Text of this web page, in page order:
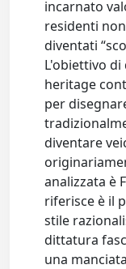
incarnato
residenti
diventati
L'obiettivo di
heritage
per
diventare
analizzata è
riferisce è il
stile
dittatura
una